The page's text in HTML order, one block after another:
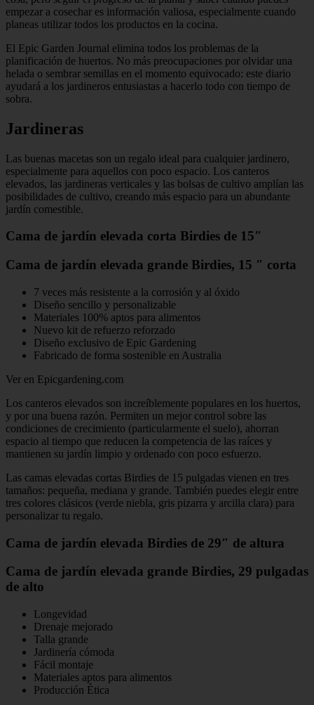
empezar a cosechar es información valiosa, especialmente cuando
planeas utilizar todos los productos en la cocina.
El Epic Garden Journal elimina todos los problemas de la
planificación de huertos. No más preocupaciones por olvidar una
helada o sembrar semillas en el momento equivocado: este diario
ayudará a los jardineros entusiastas a hacerlo todo con tiempo de
sobra.
Jardineras
Las buenas macetas son un regalo ideal para cualquier jardinero,
especialmente para aquellos con poco espacio. Los canteros
elevados, las jardineras verticales y las bolsas de cultivo amplían las
posibilidades de cultivo, creando más espacio para un abundante
jardín comestible.
Cama de jardín elevada corta Birdies de 15″
Cama de jardín elevada grande Birdies, 15 ″ corta
7 veces más resistente a la corrosión y al óxido
Diseño sencillo y personalizable
Materiales 100% aptos para alimentos
Nuevo kit de refuerzo reforzado
Diseño exclusivo de Epic Gardening
Fabricado de forma sostenible en Australia
Ver en Epicgardening.com
Los canteros elevados son increíblemente populares en los huertos,
y por una buena razón. Permiten un mejor control sobre las
condiciones de crecimiento (particularmente el suelo), ahorran
espacio al tiempo que reducen la competencia de las raíces y
mantienen su jardín limpio y ordenado con poco esfuerzo.
Las camas elevadas cortas Birdies de 15 pulgadas vienen en tres
tamaños: pequeña, mediana y grande. También puedes elegir entre
tres colores clásicos (verde niebla, gris pizarra y arcilla clara) para
personalizar tu regalo.
Cama de jardín elevada Birdies de 29″ de altura
Cama de jardín elevada grande Birdies, 29 pulgadas
de alto
Longevidad
Drenaje mejorado
Talla grande
Jardinería cómoda
Fácil montaje
Materiales aptos para alimentos
Producción Ética